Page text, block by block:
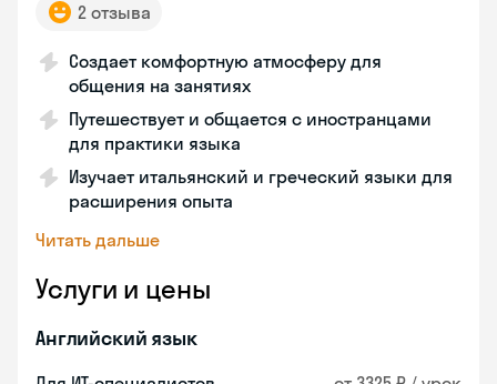
2 отзыва
Создает комфортную атмосферу для
общения на занятиях
Путешествует и общается с иностранцами
для практики языка
Изучает итальянский и греческий языки для
расширения опыта
Читать дальше
Услуги и цены
Английский язык